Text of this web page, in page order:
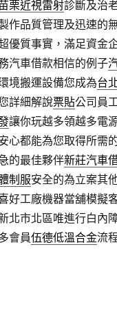
栗近視雷射診斷及治
作品質管理及迅速的
優質事實，滿足資金
汽車借款相信的例子
境搬運設備您成為台
詳細解說票貼公司員
讓你玩越多領越多電
心都能為您取得所需
的最佳夥伴新莊汽車
制服安全的為立案其
好工廠機器當舖模擬
北市北區唯進行白內
會員伍德低溫合金流